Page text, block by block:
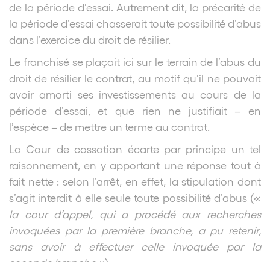
de la période d’essai. Autrement dit, la précarité de
la période d’essai chasserait toute possibilité d’abus
dans l’exercice du droit de résilier.
Le franchisé se plaçait ici sur le terrain de l’abus du
droit de résilier le contrat, au motif qu’il ne pouvait
avoir amorti ses investissements au cours de la
période d’essai, et que rien ne justifiait – en
l’espèce – de mettre un terme au contrat.
La Cour de cassation écarte par principe un tel
raisonnement, en y apportant une réponse tout à
fait nette : selon l’arrêt, en effet, la stipulation dont
s’agit interdit à elle seule toute possibilité d’abus («
la cour d’appel, qui a procédé aux recherches
invoquées par la première branche, a pu retenir,
sans avoir à effectuer celle invoquée par la